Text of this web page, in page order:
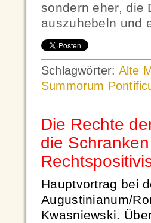
sondern eher, die
auszuhebeln und
Schlagwörter: Alte
Summorum
Die Rechte
die
Hauptvortrag bei
Augustinianum/
Kwasniewski.